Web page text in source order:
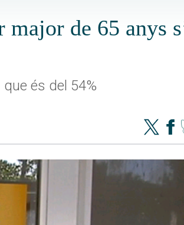
de 65 anys
és del 54%